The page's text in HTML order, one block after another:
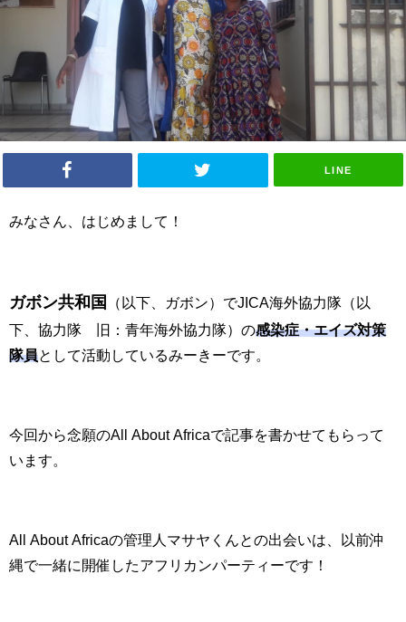
LINE
みなさん、はじめまして！
ガボン共和国 （以下、ガボン）でJICA海外協力隊（以
下、協力隊 旧：青年海外協力隊）の感染症・エイズ対策
隊員として活動しているみーきーです。
今回から念願のAll About Africaで記事を書かせてもらって
います。
All About Africaの管理人マサヤくんとの出会いは、以前沖
縄で一緒に開催したアフリカンパーティーです！